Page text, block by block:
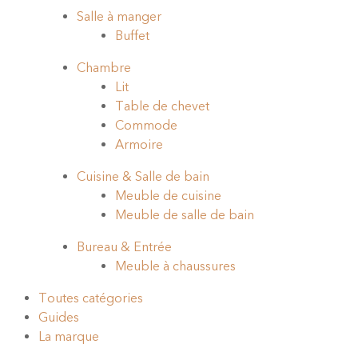
Salle à manger
Buffet
Chambre
Lit
Table de chevet
Commode
Armoire
Cuisine & Salle de bain
Meuble de cuisine
Meuble de salle de bain
Bureau & Entrée
Meuble à chaussures
Toutes catégories
Guides
La marque